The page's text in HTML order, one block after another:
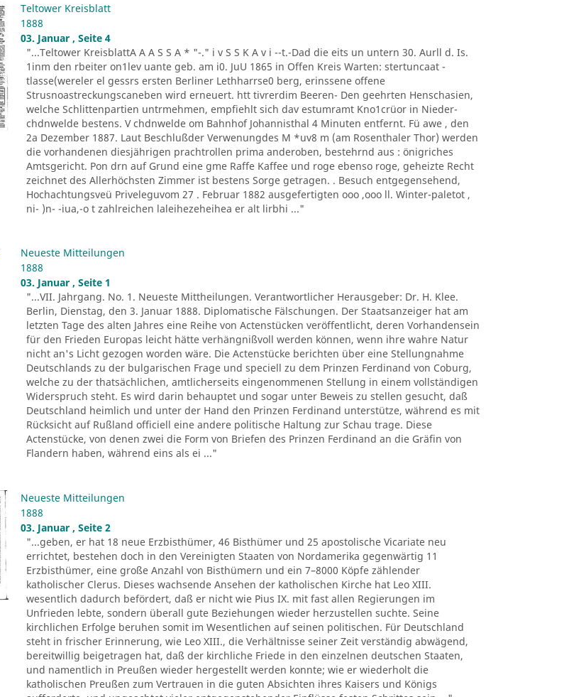
Teltower Kreisblatt
1888
03. Januar , Seite 4
"...Teltower KreisblattA A A S S A * "-." i v S S K A v i --t.-Dad die eits un untern 30. Aurll d. Is.
1inm den rbeiter on1lev uante geb. am i0. JuU 1865 in Offen Kreis Warten: stertuncaat -
tlasse(wereler el gessrs ersten Berliner Lethharrse0 berg, erinssene offene
Strusnoastreckungscaneben wird erneuert. htt tivrerdim Beeren- Den geehrten Henschasien,
welche Schlittenpartien untrmehmen, empfiehlt sich dav estumramt Kno1crüor in Nieder-
chdnwelde bestens. V chdnwelde om Bahnhof Johannisthal 4 Minuten entfernt. Fü awe , den
2a Dezember 1887. Laut Beschlußder Verwenungdes M *uv8 m (am Rosenthaler Thor) werden
die vorhandenen diesjährigen prachtrollen prima anderoben, bestehrnd aus : önigriches
Amtsgericht. Pon drn auf Grund eine gme Raffe Kaffee und roge ebenso roge, geheizte Recht
zeichnet des Allerhöchsten Zimmer ist bestens Sorge getragen. . Besuch entgegensehend,
Hochachtungsveü Priveleguvom 27 . Februar 1882 ausgefertigten ooo ,ooo ll. Winter-paletot ,
ni- )n- -iua,-o t zahlreichen laleihezeheihea er alt lirbhi ..."
Neueste Mitteilungen
1888
03. Januar , Seite 1
"...VII. Jahrgang. No. 1. Neueste Mittheilungen. Verantwortlicher Herausgeber: Dr. H. Klee.
Berlin, Dienstag, den 3. Januar 1888. Diplomatische Fälschungen. Der Staatsanzeiger hat am
letzten Tage des alten Jahres eine Reihe von Actenstücken veröffentlicht, deren Vorhandensein
für den Frieden Europas leicht hätte verhängnißvoll werden können, wenn ihre wahre Natur
nicht an's Licht gezogen worden wäre. Die Actenstücke berichten über eine Stellungnahme
Deutschlands zu der bulgarischen Frage und speciell zu dem Prinzen Ferdinand von Coburg,
welche zu der thatsächlichen, amtlicherseits eingenommenen Stellung in einem vollständigen
Widerspruch steht. Es wird darin behauptet und sogar unter Beweis zu stellen gesucht, daß
Deutschland heimlich und unter der Hand den Prinzen Ferdinand unterstütze, während es mit
Rücksicht auf Rußland officiell eine andere politische Haltung zur Schau trage. Diese
Actenstücke, von denen zwei die Form von Briefen des Prinzen Ferdinand an die Gräfin von
Flandern haben, während eins als ei ..."
Neueste Mitteilungen
1888
03. Januar , Seite 2
"...geben, er hat 18 neue Erzbisthümer, 46 Bisthümer und 25 apostolische Vicariate neu
errichtet, bestehen doch in den Vereinigten Staaten von Nordamerika gegenwärtig 11
Erzbisthümer, eine große Anzahl von Bisthümern und ein 7–8000 Köpfe zählender
katholischer Clerus. Dieses wachsende Ansehen der katholischen Kirche hat Leo XIII.
wesentlich dadurch befördert, daß er nicht wie Pius IX. mit fast allen Regierungen im
Unfrieden lebte, sondern überall gute Beziehungen wieder herzustellen suchte. Seine
kirchlichen Erfolge beruhen somit im Wesentlichen auf seinen politischen. Für Deutschland
steht in frischer Erinnerung, wie Leo XIII., die Verhältnisse seiner Zeit verständig abwägend,
bereitwillig beigetragen hat, daß der kirchliche Friede in den einzelnen deutschen Staaten,
und namentlich in Preußen wieder hergestellt werden konnte; wie er wiederholt die
katholischen Preußen zum Vertrauen in die guten Absichten ihres Kaisers und Königs